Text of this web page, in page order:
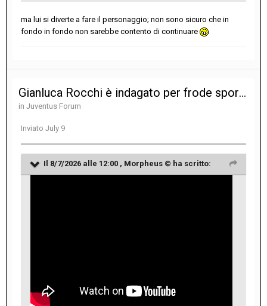
ma lui si diverte a fare il personaggio; non sono sicuro che in
fondo in fondo non sarebbe contento di continuare
Gianluca Rocchi è indagato per frode sportiva
in Juventus Forum
Inviato July 9
Il 8/7/2026 alle 12:00 , Morpheus © ha scritto: